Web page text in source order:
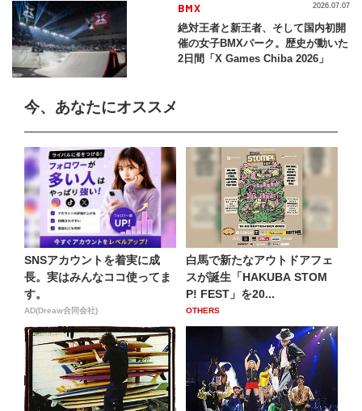
BMX
絶対王者と新王者、そして国内初開
催の女子BMXパーク。歴史が動いた
2日間「X Games Chiba 2026」
2026.07.07
今、あなたにオススメ
SNSアカウントを着実に成
長。実はみんなココ使ってま
す。
AD(Dreaw合同会社)
白馬で新たなアウトドアフェ
スが誕生「HAKUBA STOM
P! FEST」を20...
OTHERS